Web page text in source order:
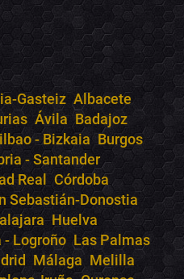
Gasteiz Albacete
Ávila Badajoz
- Bizkaia Burgos
- Santander
Real
Córdoba
Sebastián-Donostia
Huelva
- Logroño Las Palmas
Málaga Melilla
encontrar conciertos